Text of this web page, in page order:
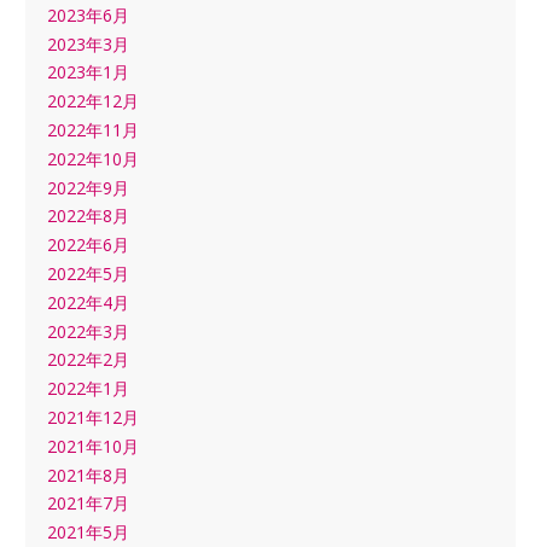
2023年6月
2023年3月
2023年1月
2022年12月
2022年11月
2022年10月
2022年9月
2022年8月
2022年6月
2022年5月
2022年4月
2022年3月
2022年2月
2022年1月
2021年12月
2021年10月
2021年8月
2021年7月
2021年5月